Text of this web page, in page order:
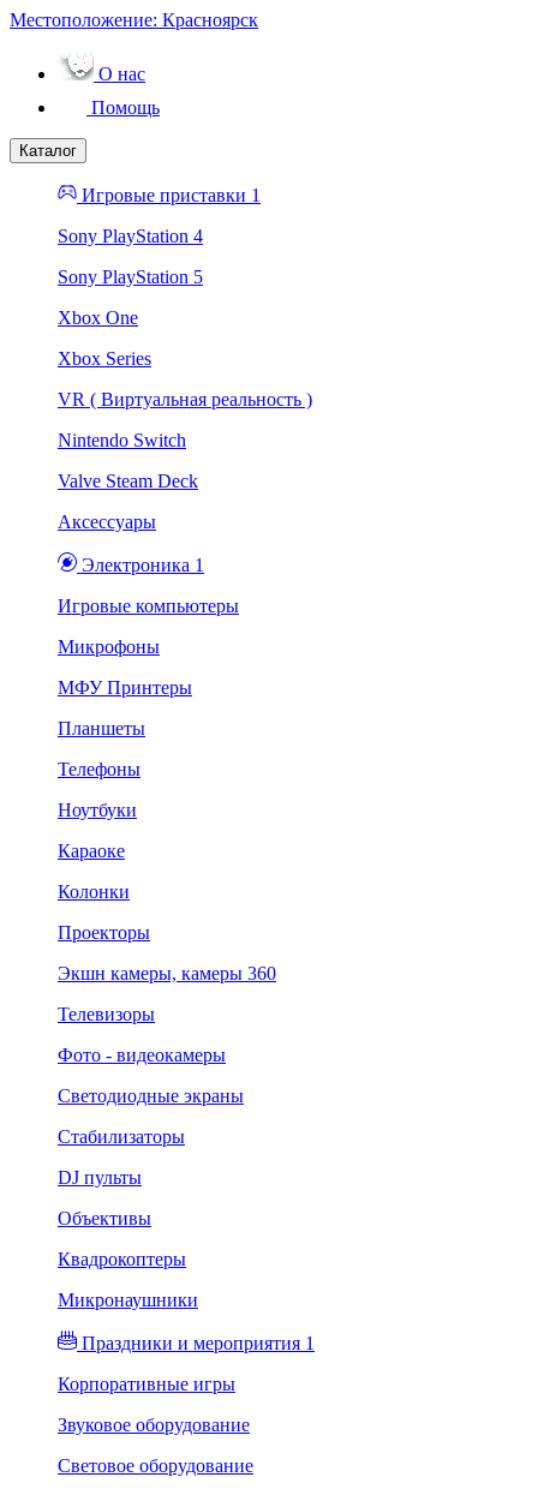
Местоположение: Красноярск
О нас
Помощь
Каталог
Игровые приставки 1
Sony PlayStation 4
Sony PlayStation 5
Xbox One
Xbox Series
VR ( Виртуальная реальность )
Nintendo Switch
Valve Steam Deck
Аксессуары
Электроника 1
Игровые компьютеры
Микрофоны
МФУ Принтеры
Планшеты
Телефоны
Ноутбуки
Караоке
Колонки
Проекторы
Экшн камеры, камеры 360
Телевизоры
Фото - видеокамеры
Светодиодные экраны
Стабилизаторы
DJ пульты
Объективы
Квадрокоптеры
Микронаушники
Праздники и мероприятия 1
Корпоративные игры
Звуковое оборудование
Световое оборудование